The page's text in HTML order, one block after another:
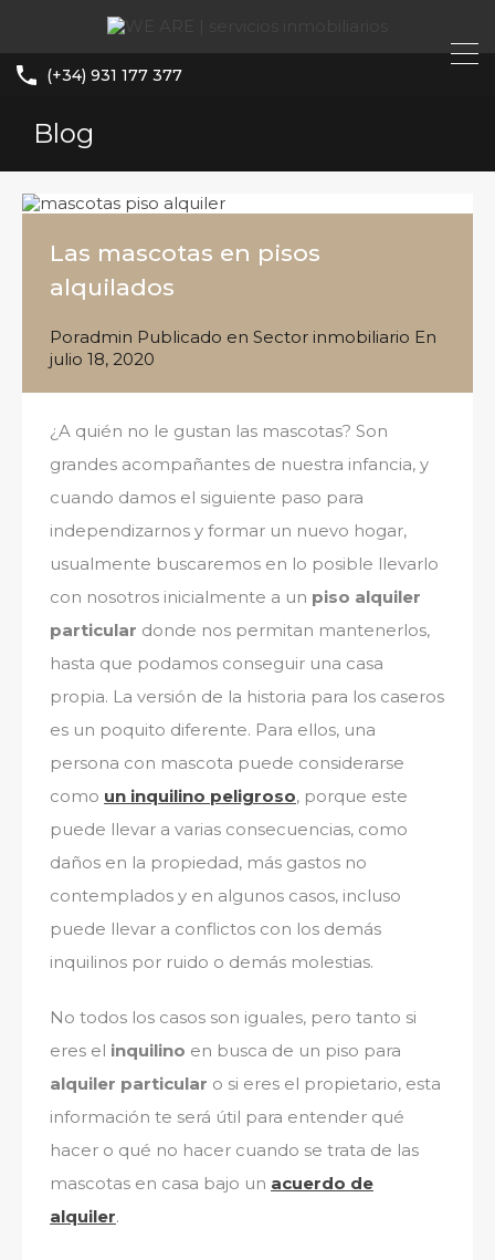
(+34) 931 177 377
Blog
Las mascotas en pisos
alquilados
Poradmin Publicado en Sector inmobiliario En
julio 18, 2020
¿A quién no le gustan las mascotas? Son
grandes acompañantes de nuestra infancia, y
cuando damos el siguiente paso para
independizarnos y formar un nuevo hogar,
usualmente buscaremos en lo posible llevarlo
con nosotros inicialmente a un piso alquiler
particular donde nos permitan mantenerlos,
hasta que podamos conseguir una casa
propia. La versión de la historia para los caseros
es un poquito diferente. Para ellos, una
persona con mascota puede considerarse
como un inquilino peligroso, porque este
puede llevar a varias consecuencias, como
daños en la propiedad, más gastos no
contemplados y en algunos casos, incluso
puede llevar a conflictos con los demás
inquilinos por ruido o demás molestias.
No todos los casos son iguales, pero tanto si
eres el inquilino en busca de un piso para
alquiler particular o si eres el propietario, esta
información te será útil para entender qué
hacer o qué no hacer cuando se trata de las
mascotas en casa bajo un acuerdo de
alquiler.